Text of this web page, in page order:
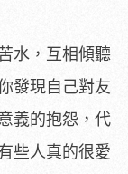
水，互相傾聽
發現自己對友
義的抱怨，代
些人真的很愛